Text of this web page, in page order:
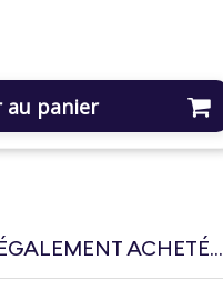
au panier
ACHETÉ...